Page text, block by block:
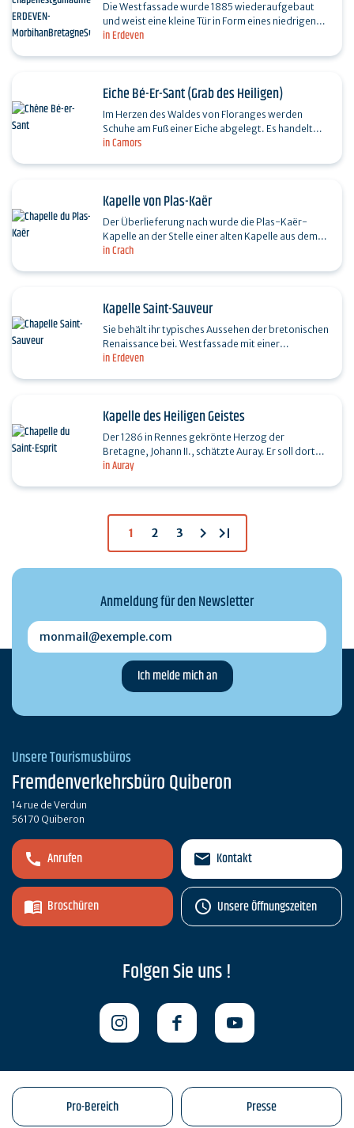
in Erdeven
Die Westfassade wurde 1885 wiederaufgebaut
und weist eine kleine Tür in Form eines niedrigen
Bogens auf, die von einer kleinen Nische und einer
in Camors
Eiche Bé-Er-Sant (Grab des Heiligen)
Im Herzen des Waldes von Floranges werden
Schuhe am Fuß einer Eiche abgelegt. Es handelt
sich um einen Ort der Volksfrömmigkeit, der mit
in Crach
Kapelle von Plas-Kaër
Der Überlieferung nach wurde die Plas-Kaër-
Kapelle an der Stelle einer alten Kapelle aus dem
15. Jahrhundert errichtet. Jahrhundert im
in Erdeven
Kapelle Saint-Sauveur
Sie behält ihr typisches Aussehen der bretonischen
Renaissance bei. Westfassade mit einer
profilierten Rundbogentür, ursprünglicher
in Auray
Kapelle des Heiligen Geistes
Der 1286 in Rennes gekrönte Herzog der
Bretagne, Johann II., schätzte Auray. Er soll dort
eine Kapelle des Heiligen Grabes gegründet
1 2 3 chevron_right last_page
Anmeldung für den Newsletter
monmail@exemple.com
Unsere Tourismusbüros
Fremdenverkehrsbüro Quiberon
14 rue de Verdun
56170 Quiberon
Anrufen
Broschüren
Kontakt
Unsere Öffnungszeiten
Folgen Sie uns !
Pro-Bereich Presse